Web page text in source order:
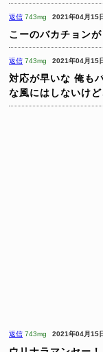
返信 743mg 2021年04月15
こーのバカチョンが
返信 743mg 2021年04月15
対応が早いな 俺も
な風にはしないけ
返信 743mg 2021年04月15